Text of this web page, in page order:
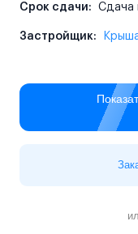
Срок сдачи: Сдача
Застройщик: